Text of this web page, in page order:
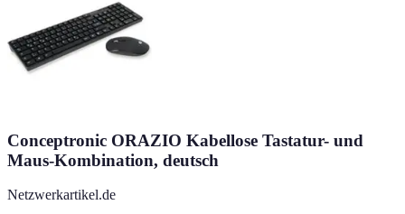
Conceptronic ORAZIO Kabellose Tastatur- und
Maus-Kombination, deutsch
Netzwerkartikel.de